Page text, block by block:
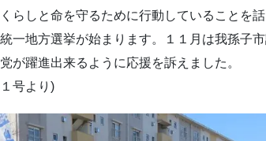
らしと命を守るために行動していることを話
一地方選挙が始まります。１１月は我孫子
が躍進出来るように応援を訴えました。
号より)